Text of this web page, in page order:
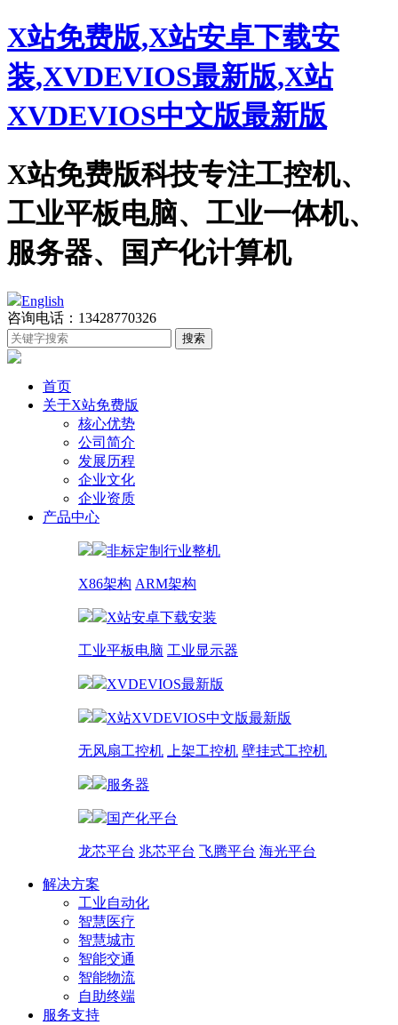
X站免费版,X站安卓下载安
装,XVDEVIOS最新版,X站
XVDEVIOS中文版最新版
X站免费版科技专注工控机、
工业平板电脑、工业一体机、
服务器、国产化计算机
English
咨询电话：13428770326
首页
关于X站免费版
核心优势
公司简介
发展历程
企业文化
企业资质
产品中心
非标定制行业整机
X86架构 ARM架构
X站安卓下载安装
工业平板电脑 工业显示器
XVDEVIOS最新版
X站XVDEVIOS中文版最新版
无风扇工控机 上架工控机 壁挂式工控机
服务器
国产化平台
龙芯平台 兆芯平台 飞腾平台 海光平台
解决方案
工业自动化
智慧医疗
智慧城市
智能交通
智能物流
自助终端
服务支持